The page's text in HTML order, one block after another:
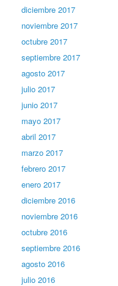
diciembre 2017
noviembre 2017
octubre 2017
septiembre 2017
agosto 2017
julio 2017
junio 2017
mayo 2017
abril 2017
marzo 2017
febrero 2017
enero 2017
diciembre 2016
noviembre 2016
octubre 2016
septiembre 2016
agosto 2016
julio 2016